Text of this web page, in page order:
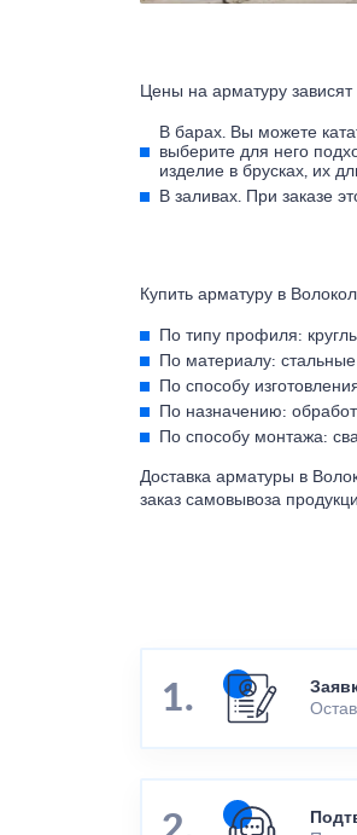
Цены на арматуру зависят
В барах. Вы можете
выберите для него
изделие в брусках, их
В заливах. При заказе
Купить арматуру в
По типу профиля:
По материалу:
По способу
По назначению:
По способу монтажа:
Доставка арматуры в
заказ самовывоза